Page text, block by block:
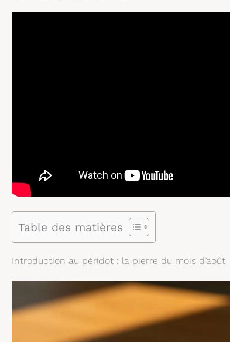
Table des matières
Introduction au péridot : la pierre du mois d’août